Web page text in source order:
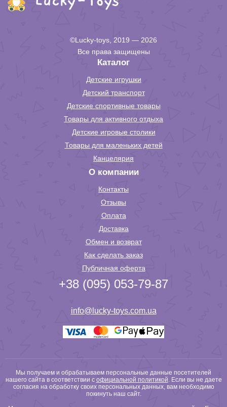
©Lucky-toys, 2019 — 2026
Все права защищены
Каталог
Детские игрушки
Детский транспорт
Детские спортивные товары
Товары для активного отдыха
Детские игровые столики
Товары для маленьких детей
Канцелярия
О компании
Контакты
Отзывы
Оплата
Доставка
Обмен и возврат
Как сделать заказ
Публичная оферта
+38 (095) 053-79-87
info@lucky-toys.com.ua
Мы получаем и обрабатываем персональные данные посетителей
нашего сайта в соответствии с официальной политикой. Если вы не даете
согласия на обработку своих персональных данных, вам необходимо
покинуть наш сайт.